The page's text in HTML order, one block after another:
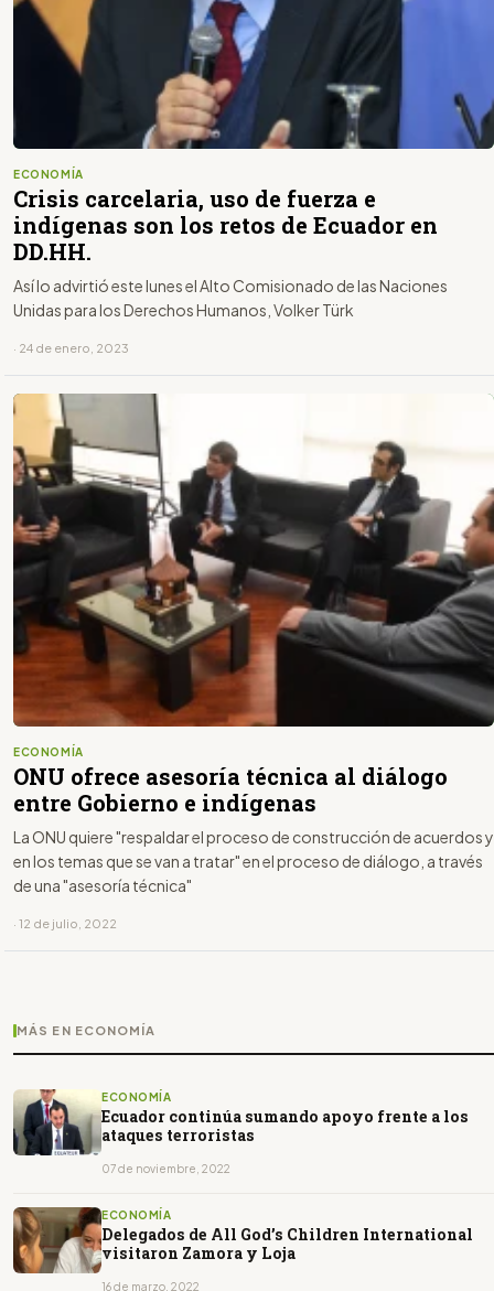
ECONOMÍA
Crisis carcelaria, uso de fuerza e
indígenas son los retos de Ecuador en
DD.HH.
Así lo advirtió este lunes el Alto Comisionado de las Naciones
Unidas para los Derechos Humanos, Volker Türk
· 24 de enero, 2023
ECONOMÍA
ONU ofrece asesoría técnica al diálogo
entre Gobierno e indígenas
La ONU quiere "respaldar el proceso de construcción de acuerdos y
en los temas que se van a tratar" en el proceso de diálogo, a través
de una "asesoría técnica"
· 12 de julio, 2022
MÁS EN ECONOMÍA
ECONOMÍA
Ecuador continúa sumando apoyo frente a los
ataques terroristas
07 de noviembre, 2022
ECONOMÍA
Delegados de All God’s Children International
visitaron Zamora y Loja
16 de marzo, 2022